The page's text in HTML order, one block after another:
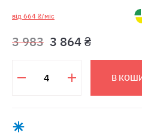
від 664 ₴/міс
3 983 3 864 ₴
В